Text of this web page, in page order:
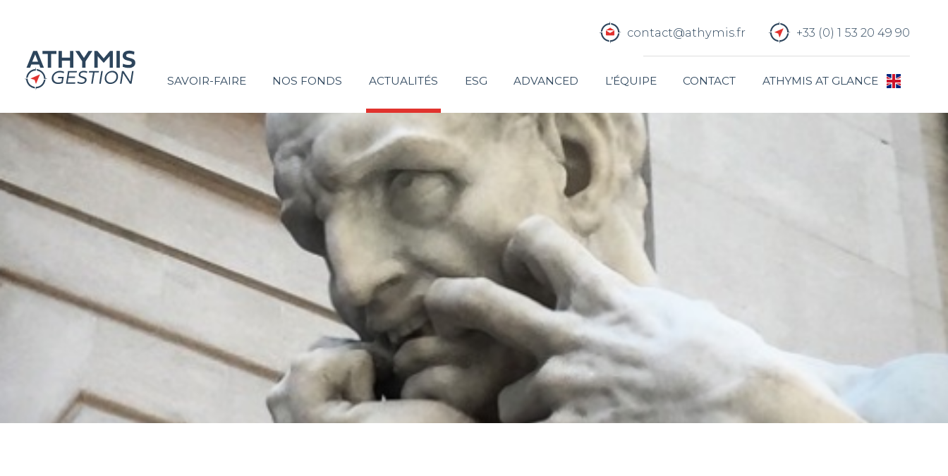
contact@athymis.fr +33 (0) 1 53 20 49 90
SAVOIR-FAIRE NOS FONDS ACTUALITÉS ESG ADVANCED L’ÉQUIPE CONTACT ATHYMIS AT GLANCE